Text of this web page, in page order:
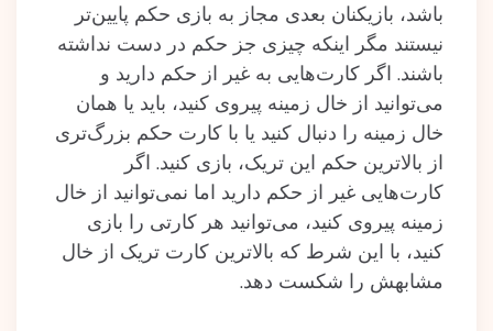
باشد، بازیکنان بعدی مجاز به بازی حکم پایین‌تر
نیستند مگر اینکه چیزی جز حکم در دست نداشته
باشند. اگر‌ کارت‌هایی به غیر از حکم دارید و
می‌توانید از خال زمینه پیروی کنید، باید یا همان
خال زمینه را دنبال کنید یا با کارت حکم بزرگ‌تری
از بالاترین حکم این تریک، بازی کنید. اگر‌
کارت‌هایی غیر از حکم دارید اما نمی‌توانید از خال
زمینه پیروی کنید، می‌توانید هر کارتی را بازی
کنید، با این شرط که بالاترین کارت تریک از خال
مشابهش را شکست دهد.